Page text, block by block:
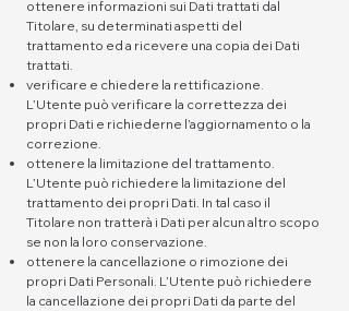
ottenere informazioni sui Dati trattati dal
Titolare, su determinati aspetti del
trattamento ed a ricevere una copia dei Dati
trattati.
verificare e chiedere la rettificazione.
L’Utente può verificare la correttezza dei
propri Dati e richiederne l’aggiornamento o la
correzione.
ottenere la limitazione del trattamento.
L’Utente può richiedere la limitazione del
trattamento dei propri Dati. In tal caso il
Titolare non tratterà i Dati per alcun altro scopo
se non la loro conservazione.
ottenere la cancellazione o rimozione dei
propri Dati Personali. L’Utente può richiedere
la cancellazione dei propri Dati da parte del